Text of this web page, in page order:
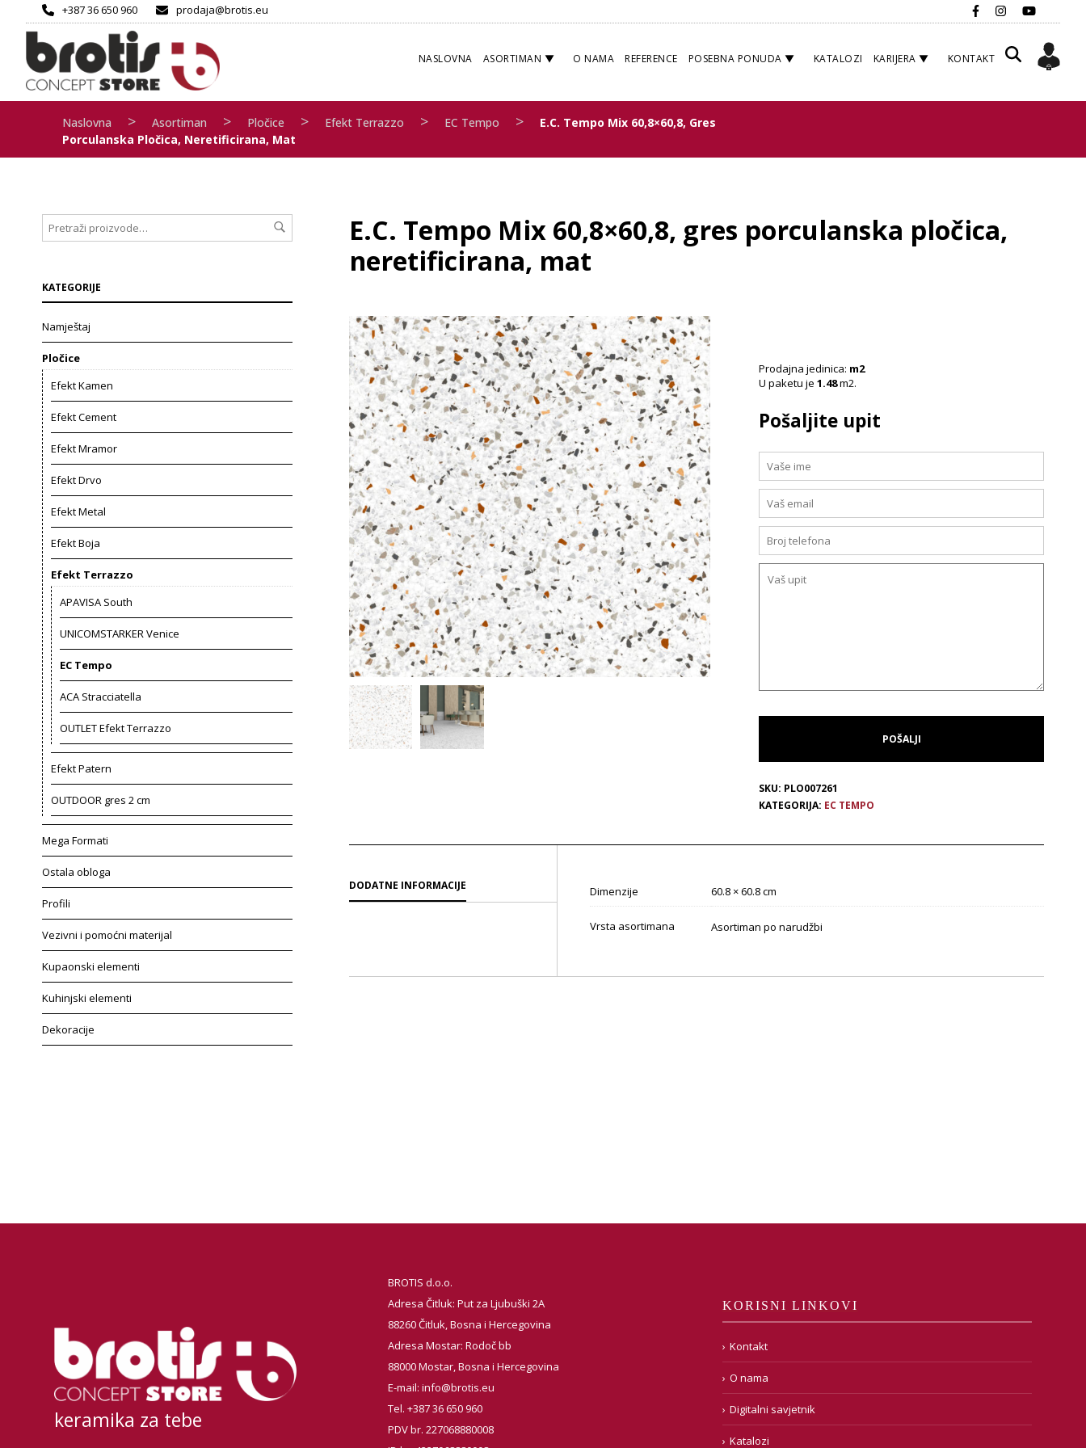
+387 36 650 960 prodaja@brotis.eu
NASLOVNA ASORTIMAN O NAMA REFERENCE POSEBNA PONUDA KATALOZI KARIJERA KONTAKT
Naslovna > Asortiman > Pločice > Efekt Terrazzo > EC Tempo >
E.C. Tempo Mix 60,8×60,8, Gres
Porculanska Pločica, Neretificirana, Mat
E.C. Tempo Mix 60,8×60,8, gres porculanska pločica,
neretificirana, mat
Prodajna jedinica: m2
U paketu je1.48m2.
Pošaljite upit
SKU: PLO007261
KATEGORIJA: EC TEMPO
DODATNE INFORMACIJE Dimenzije 60.8 × 60.8 cm
Vrsta asortimana Asortiman po narudžbi
KATEGORIJE
Namještaj
Pločice
Efekt Kamen
Efekt Cement
Efekt Mramor
Efekt Drvo
Efekt Metal
Efekt Boja
Efekt Terrazzo
APAVISA South
UNICOMSTARKER Venice
EC Tempo
ACA Stracciatella
OUTLET Efekt Terrazzo
Efekt Patern
OUTDOOR gres 2 cm
Mega Formati
Ostala obloga
Profili
Vezivni i pomoćni materijal
Kupaonski elementi
Kuhinjski elementi
Dekoracije
keramika za tebe
BROTIS d.o.o.
Adresa Čitluk: Put za Ljubuški 2A
88260 Čitluk, Bosna i Hercegovina
Adresa Mostar: Rodoč bb
88000 Mostar, Bosna i Hercegovina
E-mail:info@brotis.eu
Tel. +387 36 650 960
PDV br. 227068880008
KORISNI LINKOVI
Kontakt
O nama
Digitalni savjetnik
Katalozi